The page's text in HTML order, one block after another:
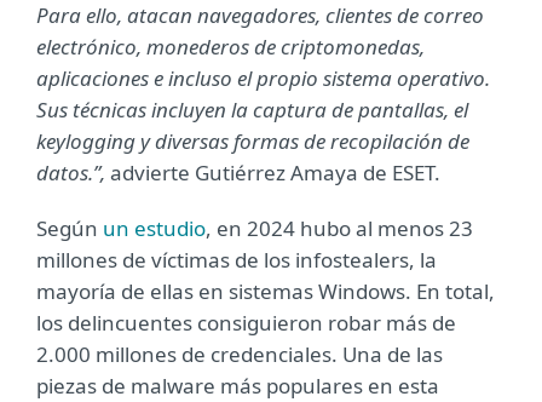
Para ello, atacan navegadores, clientes de correo
electrónico, monederos de criptomonedas,
aplicaciones e incluso el propio sistema operativo.
Sus técnicas incluyen la captura de pantallas, el
keylogging y diversas formas de recopilación de
datos.”, advierte Gutiérrez Amaya de ESET.
Según un estudio, en 2024 hubo al menos 23
millones de víctimas de los infostealers, la
mayoría de ellas en sistemas Windows. En total,
los delincuentes consiguieron robar más de
2.000 millones de credenciales. Una de las
piezas de malware más populares en esta